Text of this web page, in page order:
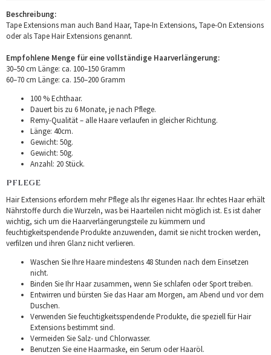
Beschreibung:
Tape Extensions man auch Band Haar, Tape-In Extensions, Tape-On Extensions
oder als Tape Hair Extensions genannt.
Empfohlene Menge für eine vollständige Haarverlängerung:
30–50 cm Länge: ca. 100–150 Gramm
60–70 cm Länge: ca. 150–200 Gramm
100 % Echthaar.
Dauert bis zu 6 Monate, je nach Pflege.
Remy-Qualität – alle Haare verlaufen in gleicher Richtung.
Länge: 40cm.
Gewicht: 50g.
Gewicht: 50g.
Anzahl: 20 Stück.
PFLEGE
Hair Extensions erfordern mehr Pflege als Ihr eigenes Haar. Ihr echtes Haar erhält
Nährstoffe durch die Wurzeln, was bei Haarteilen nicht möglich ist. Es ist daher
wichtig, sich um die Haarverlängerungsteile zu kümmern und
feuchtigkeitspendende Produkte anzuwenden, damit sie nicht trocken werden,
verfilzen und ihren Glanz nicht verlieren.
Waschen Sie Ihre Haare mindestens 48 Stunden nach dem Einsetzen
nicht.
Binden Sie Ihr Haar zusammen, wenn Sie schlafen oder Sport treiben.
Entwirren und bürsten Sie das Haar am Morgen, am Abend und vor dem
Duschen.
Verwenden Sie feuchtigkeitsspendende Produkte, die speziell für Hair
Extensions bestimmt sind.
Vermeiden Sie Salz- und Chlorwasser.
Benutzen Sie eine Haarmaske, ein Serum oder Haaröl.